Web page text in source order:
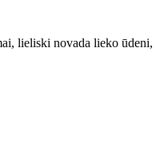
lieliski novada lieko ūdeni,